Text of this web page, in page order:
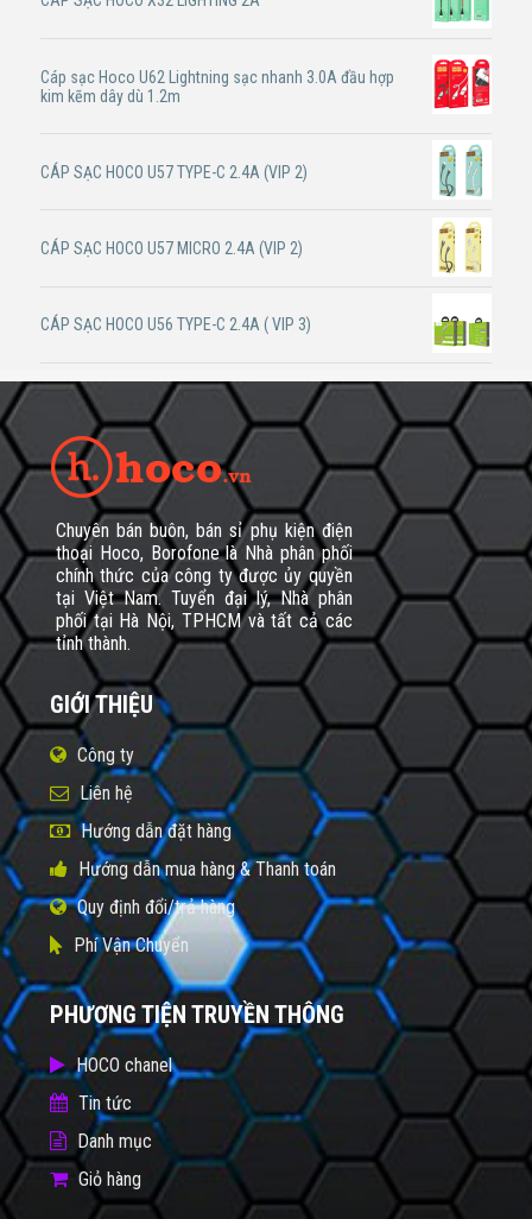
Cáp sạc Hoco U62 Lightning sạc nhanh 3.0A đầu hợp
kim kẽm dây dù 1.2m
CÁP SẠC HOCO U57 TYPE-C 2.4A (VIP 2)
CÁP SẠC HOCO U57 MICRO 2.4A (VIP 2)
CÁP SẠC HOCO U56 TYPE-C 2.4A ( VIP 3)
Chuyên bán buôn, bán sỉ phụ kiện điện
thoại Hoco, Borofone là Nhà phân phối
chính thức của công ty được ủy quyền
tại Việt Nam. Tuyển đại lý, Nhà phân
phối tại Hà Nội, TPHCM và tất cả các
tỉnh thành.
GIỚI THIỆU
Công ty
Liên hệ
Hướng dẫn đặt hàng
Hướng dẫn mua hàng & Thanh toán
Quy định đổi/trả hàng
Phí Vận Chuyển
PHƯƠNG TIỆN TRUYỀN THÔNG
HOCO chanel
Tin tức
Danh mục
Giỏ hàng